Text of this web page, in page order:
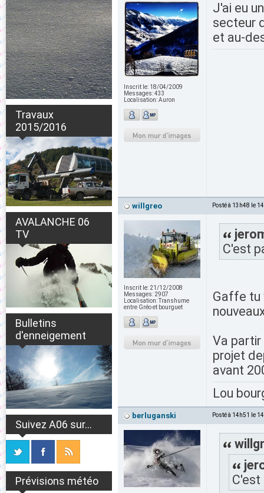
Travaux
2015/2016
AVALANCHE 06
TV
Bulletins
d'enneigement
Suivez A06 sur...
Prévisions météo
Inscrit le: 18/04/2009
Messages:433
Localisation:Auron
J'ai eu
secteur
et au-
willgreo Posté à 13h48 le
Inscrit le: 21/12/2008
Messages: 2907
Localisation:Transhume
entre Gréo et bourguet
C'est
Gaffe tu
Va partir
projet
avant
Lou
berluganski Posté à 14h51 le